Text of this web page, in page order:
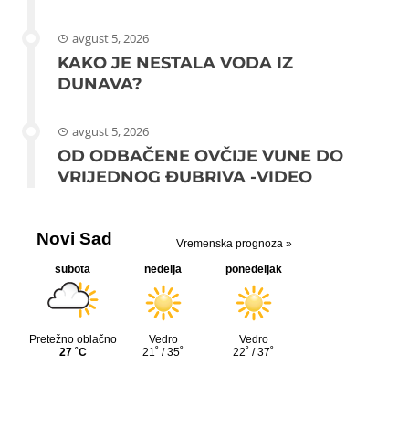
avgust 5, 2026
KAKO JE NESTALA VODA IZ
DUNAVA?
avgust 5, 2026
OD ODBAČENE OVČIJE VUNE DO
VRIJEDNOG ĐUBRIVA -VIDEO